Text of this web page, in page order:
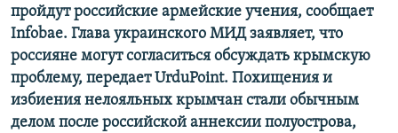
пройдут российские армейские учения, сообщает
Infobae. Глава украинского МИД заявляет, что
россияне могут согласиться обсуждать крымскую
проблему, передает UrduPoint. Похищения и
избиения нелояльных крымчан стали обычным
делом после российской аннексии полуострова,